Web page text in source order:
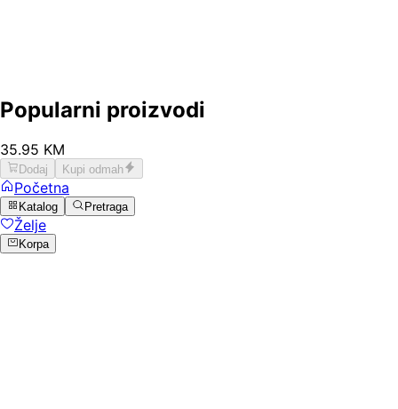
Popularni proizvodi
35.95 KM
Dodaj Kupi odmah
Početna
Katalog Pretraga
Želje
Korpa